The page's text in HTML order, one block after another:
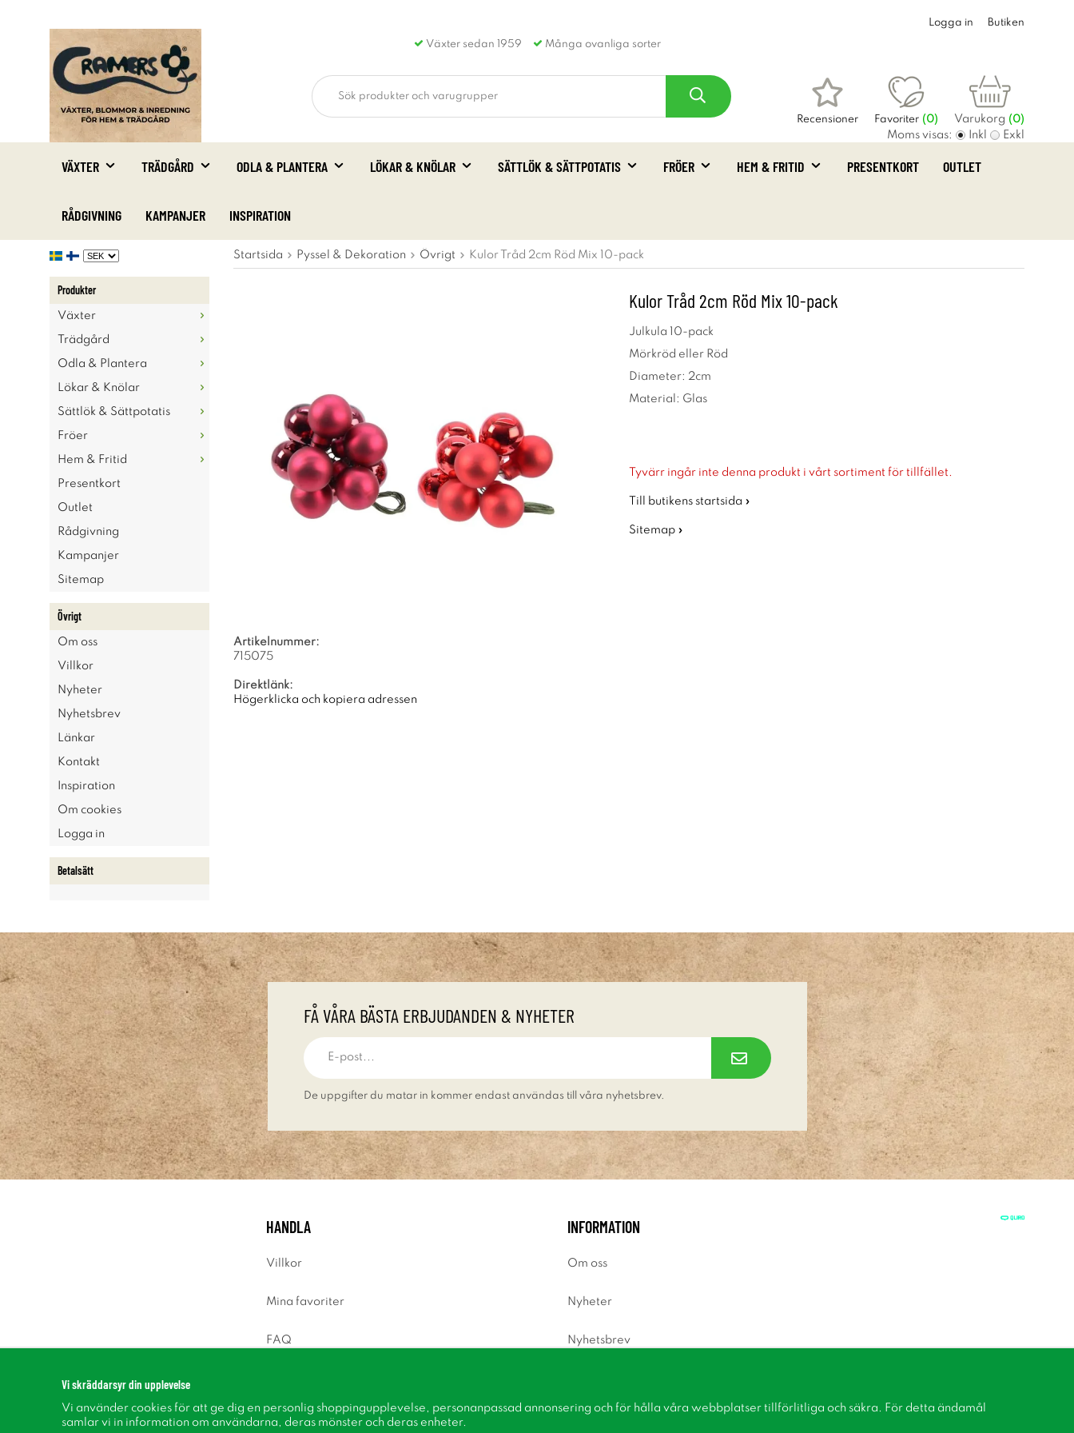
Växter sedan 1959 Många ovanliga sorter
Logga in Butiken
Recensioner Favoriter (0) Varukorg (0)
Moms visas: Inkl Exkl
VÄXTER TRÄDGÅRD ODLA & PLANTERA LÖKAR & KNÖLAR SÄTTLÖK & SÄTTPOTATIS FRÖER HEM & FRITID PRESENTKORT OUTLET
RÅDGIVNING KAMPANJER INSPIRATION
Produkter
Växter
Trädgård
Odla & Plantera
Lökar & Knölar
Sättlök & Sättpotatis
Fröer
Hem & Fritid
Presentkort
Outlet
Rådgivning
Kampanjer
Sitemap
Övrigt
Om oss
Villkor
Nyheter
Nyhetsbrev
Länkar
Kontakt
Inspiration
Om cookies
Logga in
Betalsätt
Startsida Pyssel & Dekoration Övrigt Kulor Tråd 2cm Röd Mix 10-pack
Kulor Tråd 2cm Röd Mix 10-pack
Julkula 10-pack
Mörkröd eller Röd
Diameter: 2cm
Material: Glas
Tyvärr ingår inte denna produkt i vårt sortiment för tillfället.
Till butikens startsida »
Sitemap »
Artikelnummer:
715075
Direktlänk:
Högerklicka och kopiera adressen
FÅ VÅRA BÄSTA ERBJUDANDEN & NYHETER
De uppgifter du matar in kommer endast användas till våra nyhetsbrev.
HANDLA
Villkor
Mina favoriter
FAQ
INFORMATION
Om oss
Nyheter
Nyhetsbrev
Inspiration
Vi skräddarsyr din upplevelse
Vi använder cookies för att ge dig en personlig shoppingupplevelse, personanpassad annonsering och för hålla våra webbplatser tillförlitliga och säkra. För detta ändamål
samlar vi in information om användarna, deras mönster och deras enheter.